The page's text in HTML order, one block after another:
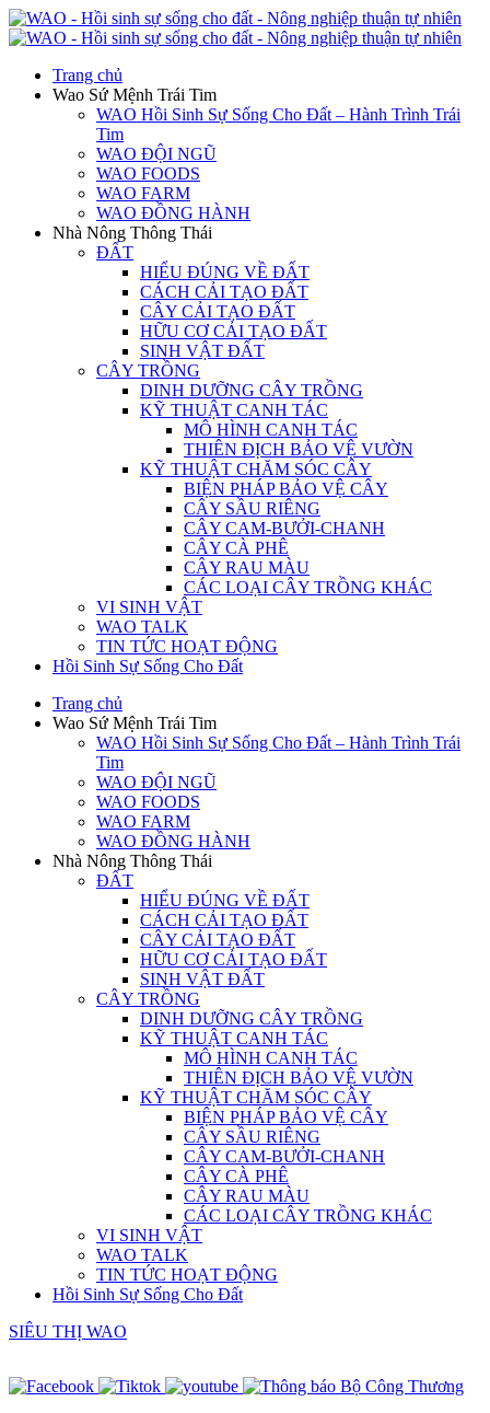
Trang chủ
Wao Sứ Mệnh Trái Tim
WAO Hồi Sinh Sự Sống Cho Đất – Hành Trình Trái
Tim
WAO ĐỘI NGŨ
WAO FOODS
WAO FARM
WAO ĐỒNG HÀNH
Nhà Nông Thông Thái
ĐẤT
HIỂU ĐÚNG VỀ ĐẤT
CÁCH CẢI TẠO ĐẤT
CÂY CẢI TẠO ĐẤT
HỮU CƠ CẢI TẠO ĐẤT
SINH VẬT ĐẤT
CÂY TRỒNG
DINH DƯỠNG CÂY TRỒNG
KỸ THUẬT CANH TÁC
MÔ HÌNH CANH TÁC
THIÊN ĐỊCH BẢO VỆ VƯỜN
KỸ THUẬT CHĂM SÓC CÂY
BIỆN PHÁP BẢO VỆ CÂY
CÂY SẦU RIÊNG
CÂY CAM-BƯỞI-CHANH
CÂY CÀ PHÊ
CÂY RAU MÀU
CÁC LOẠI CÂY TRỒNG KHÁC
VI SINH VẬT
WAO TALK
TIN TỨC HOẠT ĐỘNG
Hồi Sinh Sự Sống Cho Đất
Trang chủ
Wao Sứ Mệnh Trái Tim
WAO Hồi Sinh Sự Sống Cho Đất – Hành Trình Trái
Tim
WAO ĐỘI NGŨ
WAO FOODS
WAO FARM
WAO ĐỒNG HÀNH
Nhà Nông Thông Thái
ĐẤT
HIỂU ĐÚNG VỀ ĐẤT
CÁCH CẢI TẠO ĐẤT
CÂY CẢI TẠO ĐẤT
HỮU CƠ CẢI TẠO ĐẤT
SINH VẬT ĐẤT
CÂY TRỒNG
DINH DƯỠNG CÂY TRỒNG
KỸ THUẬT CANH TÁC
MÔ HÌNH CANH TÁC
THIÊN ĐỊCH BẢO VỆ VƯỜN
KỸ THUẬT CHĂM SÓC CÂY
BIỆN PHÁP BẢO VỆ CÂY
CÂY SẦU RIÊNG
CÂY CAM-BƯỞI-CHANH
CÂY CÀ PHÊ
CÂY RAU MÀU
CÁC LOẠI CÂY TRỒNG KHÁC
VI SINH VẬT
WAO TALK
TIN TỨC HOẠT ĐỘNG
Hồi Sinh Sự Sống Cho Đất
SIÊU THỊ WAO